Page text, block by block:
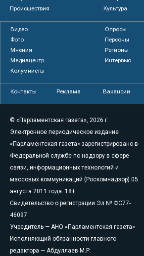
Происшествия
Культура
Видео
Опросы
Фото
Персоны
Мнения
Регионы
Медиацентр
Интервью
Колумнисты
Контакты Реклама Вакансии
© «Парламентская газета», 2026 г.
Электронное периодическое издание
«Парламентская газета» зарегистрировано в
Федеральной службе по надзору в сфере
связи, информационных технологий и
массовых коммуникаций (Роскомнадзор) 05
августа 2011 года. 18+
Свидетельство о регистрации Эл № ФС77-
46097
Учредитель — АНО «Парламентская газета»
Исполняющий обязанности главного
редактора — Абдуллаев М.Р.